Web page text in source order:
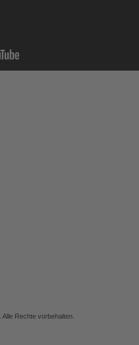
. Alle Rechte vorbehalten.